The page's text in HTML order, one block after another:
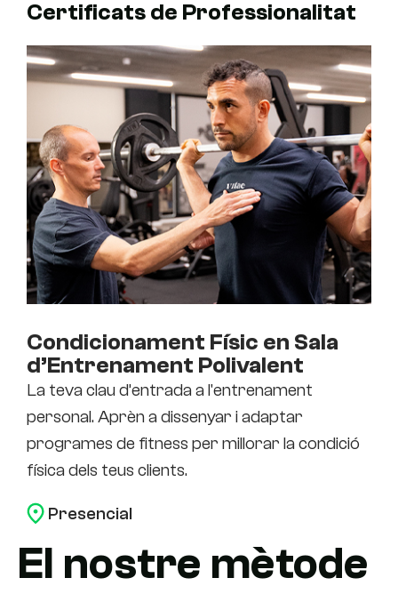
Certificats de Professionalitat
Condicionament Físic en Sala
d’Entrenament Polivalent
La teva clau d’entrada a l'entrenament
personal. Aprèn a dissenyar i adaptar
programes de fitness per millorar la condició
física dels teus clients.
Presencial
El nostre mètode